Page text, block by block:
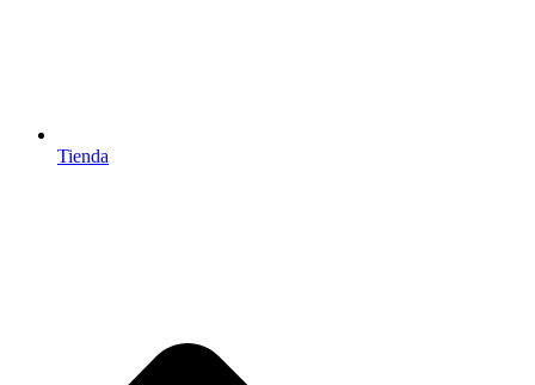
Tienda